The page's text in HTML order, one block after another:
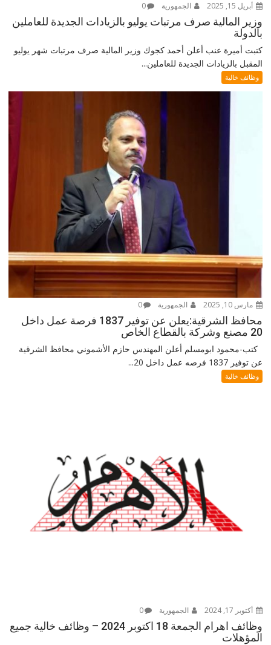
أبريل 15, 2025 الجمهورية 0
وزير المالية صرف مرتبات يوليو بالزيادات الجديدة للعاملين
بالدولة
كتبت أميرة عنب أعلن أحمد كجوك وزير المالية صرف مرتبات شهر يوليو
المقبل بالزيادات الجديدة للعاملين...
وظائف خالية
مارس 10, 2025 الجمهورية 0
محافظ الشرقية:يعلن عن توفير 1837 فرصة عمل داخل
20 مصنع وشركة بالقطاع الخاص
كتب-محمود ابومسلم أعلن المهندس حازم الأشموني محافظ الشرقية
عن توفير 1837 فرصه عمل داخل 20...
وظائف خالية
أكتوبر 17, 2024 الجمهورية 0
وظائف اهرام الجمعة 18 اكتوبر 2024 – وظائف خالية جميع
المؤهلات